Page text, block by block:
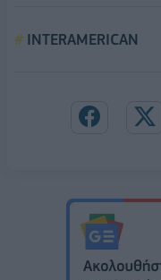
INTERAMERICAN